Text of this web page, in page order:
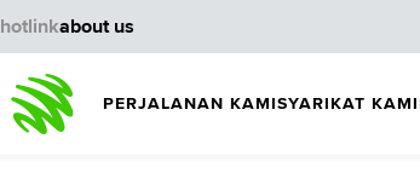
PERJALANAN KAMISYARIKAT KAMI
hotlinkabout us